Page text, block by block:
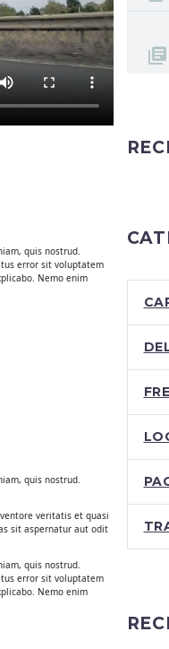
quis nostrud.
error sit voluptatem
Nemo enim
quis nostrud.
veritatis et quasi
sit aspernatur aut odit
quis nostrud.
error sit voluptatem
Nemo enim